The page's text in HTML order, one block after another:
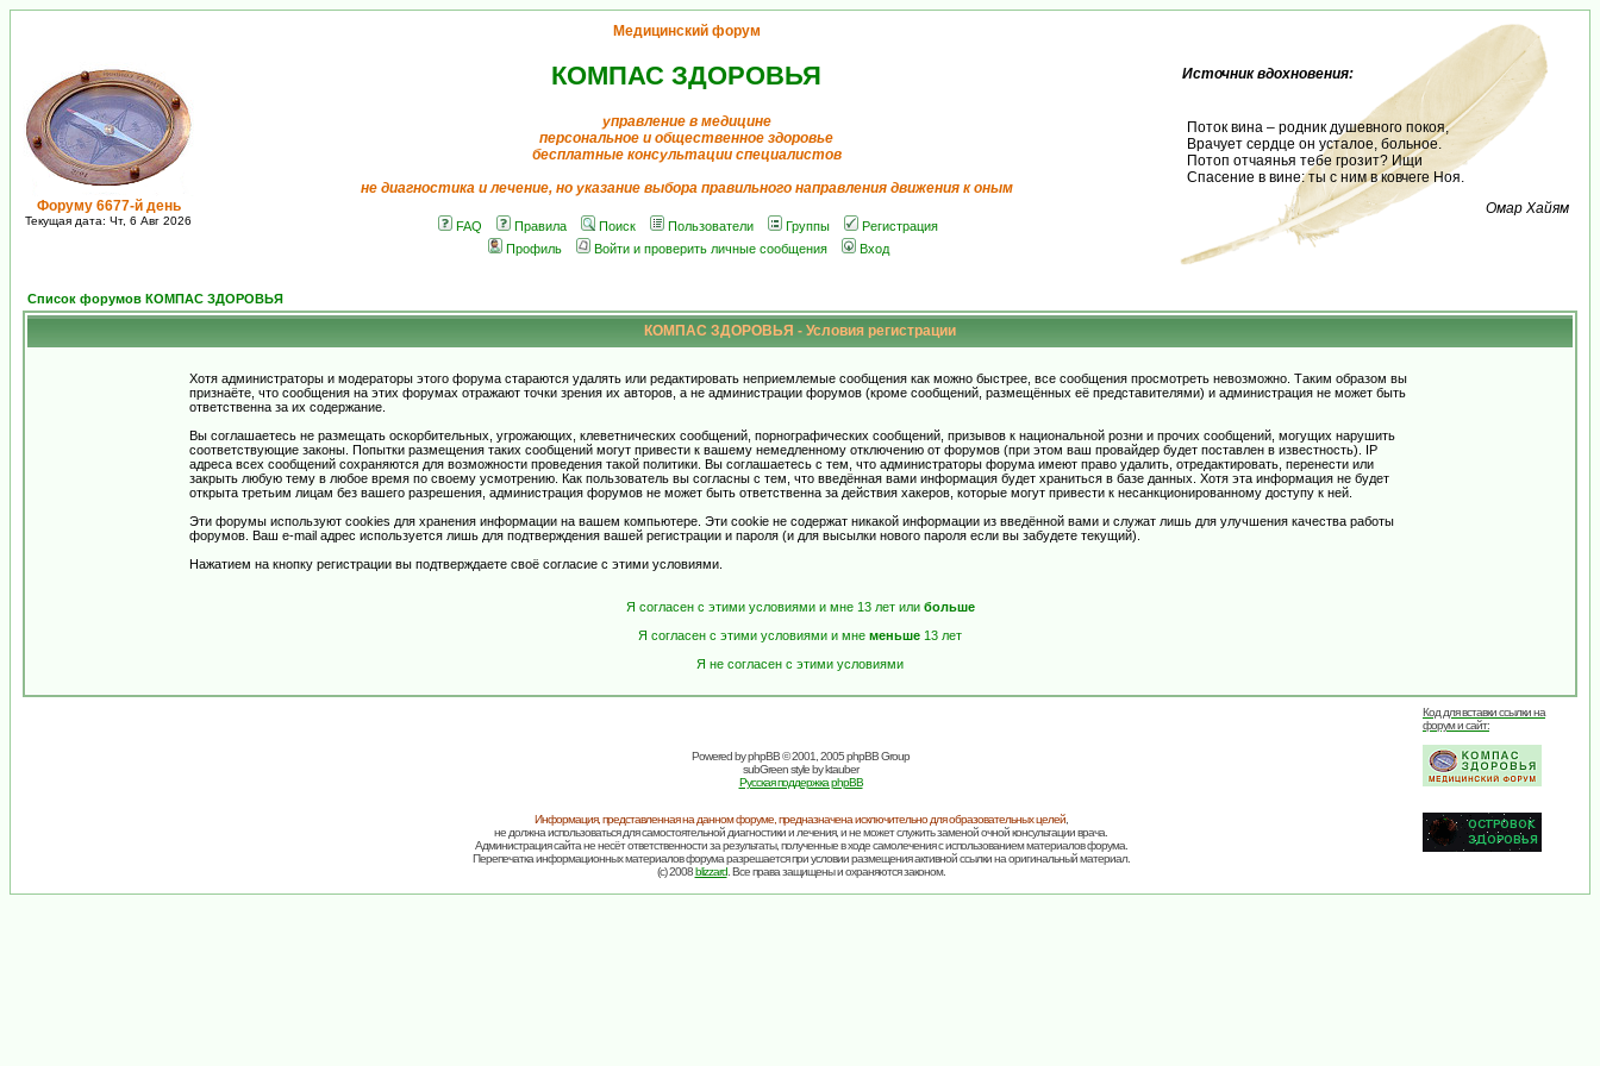
Форуму 6677-й день
Текущая дата: Чт, 6 Авг 2026
Медицинский форум
КОМПАС ЗДОРОВЬЯ
управление в медицине
персональное и общественное здоровье
бесплатные консультации специалистов
не диагностика и лечение, но указание выбора правильного направления движения к оным
FAQ Правила Поиск Пользователи Группы
Регистрация
Профиль
Войти и проверить личные сообщения Вход
Источник вдохновения:
Поток вина – родник душевного покоя,
Врачует сердце он усталое, больное.
Потоп отчаянья тебе грозит? Ищи
Спасение в вине: ты с ним в ковчеге Ноя.
Омар Хайям
Список форумов КОМПАС ЗДОРОВЬЯ
КОМПАС ЗДОРОВЬЯ - Условия регистрации
Хотя администраторы и модераторы этого форума стараются удалять или редактировать неприемлемые сообщения как можно быстрее, все сообщения просмотреть невозможно. Таким образом вы
признаёте, что сообщения на этих форумах отражают точки зрения их авторов, а не администрации форумов (кроме сообщений, размещённых её представителями) и администрация не может быть
ответственна за их содержание.
Вы соглашаетесь не размещать оскорбительных, угрожающих, клеветнических сообщений, порнографических сообщений, призывов к национальной розни и прочих сообщений, могущих нарушить
соответствующие законы. Попытки размещения таких сообщений могут привести к вашему немедленному отключению от форумов (при этом ваш провайдер будет поставлен в известность). IP
адреса всех сообщений сохраняются для возможности проведения такой политики. Вы соглашаетесь с тем, что администраторы форума имеют право удалить, отредактировать, перенести или
закрыть любую тему в любое время по своему усмотрению. Как пользователь вы согласны с тем, что введённая вами информация будет храниться в базе данных. Хотя эта информация не будет
открыта третьим лицам без вашего разрешения, администрация форумов не может быть ответственна за действия хакеров, которые могут привести к несанкционированному доступу к ней.
Эти форумы используют cookies для хранения информации на вашем компьютере. Эти cookie не содержат никакой информации из введённой вами и служат лишь для улучшения качества работы
форумов. Ваш e-mail адрес используется лишь для подтверждения вашей регистрации и пароля (и для высылки нового пароля если вы забудете текущий).
Нажатием на кнопку регистрации вы подтверждаете своё согласие с этими условиями.
Я согласен с этими условиями и мне 13 лет или больше
Я согласен с этими условиями и мне меньше 13 лет
Я не согласен с этими условиями
Powered byphpBB© 2001, 2005 phpBB Group
subGreen style byktauber
Русская поддержка phpBB
Код для вставки ссылки на
форум и сайт:
Информация, представленная на данном форуме, предназначена исключительно для образовательных целей,
не должна использоваться для самостоятельной диагностики и лечения, и не может служить заменой очной консультации врача.
Администрация сайта не несёт ответственности за результаты, полученные в ходе самолечения с использованием материалов форума.
Перепечатка информационных материалов форума разрешается при условии размещения активной ссылки на оригинальный материал.
(c) 2008blizzard. Все права защищены и охраняются законом.